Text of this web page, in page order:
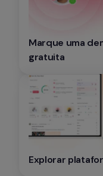
Marque uma
gratuita
Explorar